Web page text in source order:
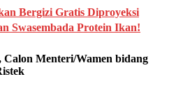
Bergizi Gratis Diproyeksi
Swasembada Protein Ikan!
Calon Menteri/Wamen bidang